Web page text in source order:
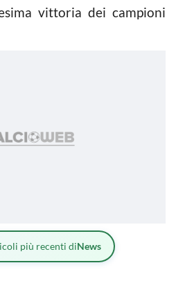
vittoria dei campioni
più recenti diNews